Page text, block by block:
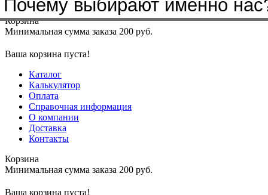
Меню+7(4912)50-37-50sbit@krep62.ru
Корзина
Минимальная сумма заказа 200 руб.
Ваша корзина пуста!
Каталог
Калькулятор
Оплата
Справочная информация
О компании
Доставка
Контакты
Корзина
Минимальная сумма заказа 200 руб.
Ваша корзина пуста!
Почему выбирают именно